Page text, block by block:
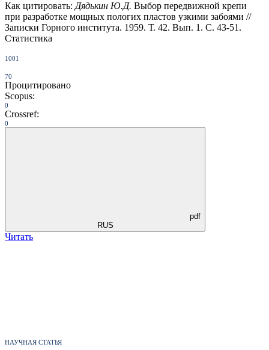
Как цитировать: Дядькин Ю.Д. Выбор передвижной крепи
при разработке мощных пологих пластов узкими забоями //
Записки Горного института. 1959. Т. 42. Вып. 1. С. 43-51.
Статистика
1001
70
Процитировано
Scopus:
0
Crossref:
0
pdf
RUS
Читать
НАУЧНАЯ СТАТЬЯ